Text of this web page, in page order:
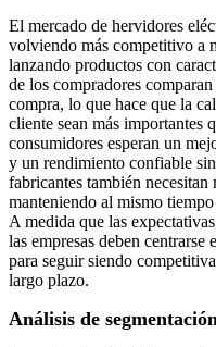
El mercado de hervidores
volviendo más competitivo a
lanzando productos con
de los compradores
compra, lo que hace que la
cliente sean más importantes
consumidores esperan un
y un rendimiento confiable
fabricantes también
manteniendo al mismo
A medida que las
las empresas deben
para seguir siendo
largo plazo.
Análisis de